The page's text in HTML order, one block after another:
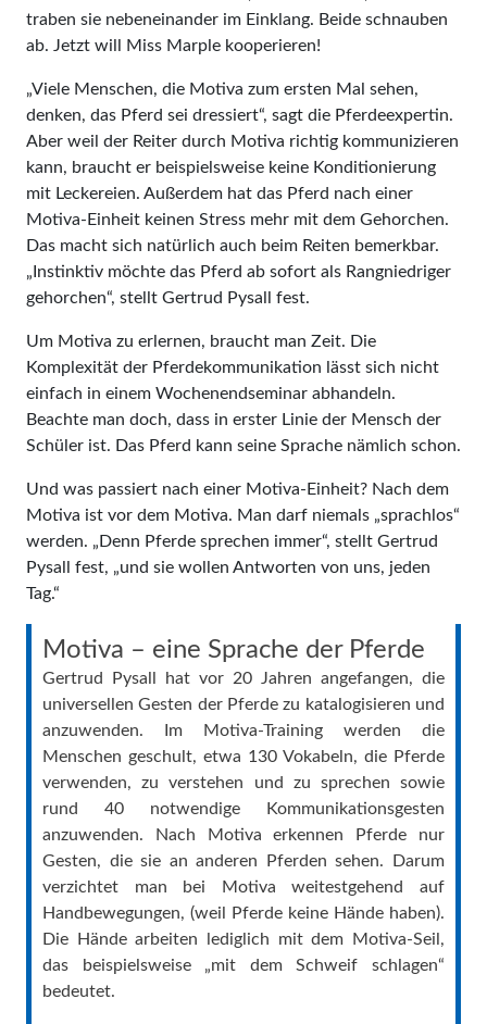
traben sie nebeneinander im Einklang. Beide schnauben
ab. Jetzt will Miss Marple kooperieren!
„Viele Menschen, die Motiva zum ersten Mal sehen,
denken, das Pferd sei dressiert“, sagt die Pferdeexpertin.
Aber weil der Reiter durch Motiva richtig kommunizieren
kann, braucht er beispielsweise keine Konditionierung
mit Leckereien. Außerdem hat das Pferd nach einer
Motiva-Einheit keinen Stress mehr mit dem Gehorchen.
Das macht sich natürlich auch beim Reiten bemerkbar.
„Instinktiv möchte das Pferd ab sofort als Rangniedriger
gehorchen“, stellt Gertrud Pysall fest.
Um Motiva zu erlernen, braucht man Zeit. Die
Komplexität der Pferdekommunikation lässt sich nicht
einfach in einem Wochenendseminar abhandeln.
Beachte man doch, dass in erster Linie der Mensch der
Schüler ist. Das Pferd kann seine Sprache nämlich schon.
Und was passiert nach einer Motiva-Einheit? Nach dem
Motiva ist vor dem Motiva. Man darf niemals „sprachlos“
werden. „Denn Pferde sprechen immer“, stellt Gertrud
Pysall fest, „und sie wollen Antworten von uns, jeden
Tag.“
Motiva – eine Sprache der Pferde
Gertrud Pysall hat vor 20 Jahren angefangen, die
universellen Gesten der Pferde zu katalogisieren und
anzuwenden. Im Motiva-Training werden die
Menschen geschult, etwa 130 Vokabeln, die Pferde
verwenden, zu verstehen und zu sprechen sowie
rund 40 notwendige Kommunikationsgesten
anzuwenden. Nach Motiva erkennen Pferde nur
Gesten, die sie an anderen Pferden sehen. Darum
verzichtet man bei Motiva weitestgehend auf
Handbewegungen, (weil Pferde keine Hände haben).
Die Hände arbeiten lediglich mit dem Motiva-Seil,
das beispielsweise „mit dem Schweif schlagen“
bedeutet.